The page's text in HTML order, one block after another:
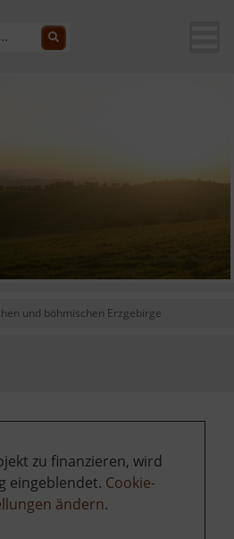
und böhmischen Erzgebirge
zu finanzieren, wird
eingeblendet. Cookie-
ändern.